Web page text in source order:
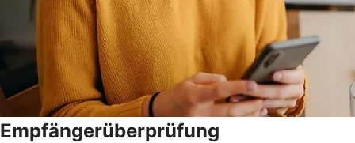
Empfängerüberprüfung